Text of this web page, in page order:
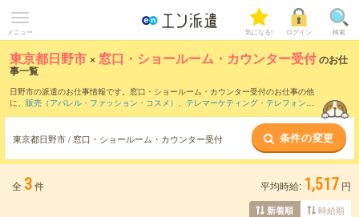
メニュー 気になる! ログイン 検索
東京都日野市 × 窓口・ショールーム・カウンター受付のお仕
事一覧
日野市の派遣のお仕事情報です。窓口・ショールーム・カウンター受付のお仕事の他
に、 販売（アパレル・ファッション・コスメ） 、 テレマーケティング・テレフォンオ
などのこだわり条件で絞り込ん
でいただけます。職種辞典：窓口・ショールーム・カウンター受付のお仕事とは？と
は？
東京都日野市 / 窓口・ショールーム・カウンター受付 条件の変更
全 3件 平均時給: 1,517 円
新着順 時給順